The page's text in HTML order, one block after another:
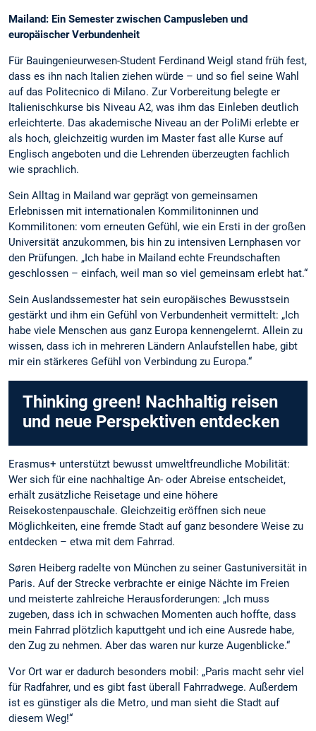
Mailand: Ein Semester zwischen Campusleben und
europäischer Verbundenheit
Für Bauingenieurwesen-Student Ferdinand Weigl stand früh fest,
dass es ihn nach Italien ziehen würde – und so fiel seine Wahl
auf das Politecnico di Milano. Zur Vorbereitung belegte er
Italienischkurse bis Niveau A2, was ihm das Einleben deutlich
erleichterte. Das akademische Niveau an der PoliMi erlebte er
als hoch, gleichzeitig wurden im Master fast alle Kurse auf
Englisch angeboten und die Lehrenden überzeugten fachlich
wie sprachlich.
Sein Alltag in Mailand war geprägt von gemeinsamen
Erlebnissen mit internationalen Kommilitoninnen und
Kommilitonen: vom erneuten Gefühl, wie ein Ersti in der großen
Universität anzukommen, bis hin zu intensiven Lernphasen vor
den Prüfungen. „Ich habe in Mailand echte Freundschaften
geschlossen – einfach, weil man so viel gemeinsam erlebt hat.“
Sein Auslandssemester hat sein europäisches Bewusstsein
gestärkt und ihm ein Gefühl von Verbundenheit vermittelt: „Ich
habe viele Menschen aus ganz Europa kennengelernt. Allein zu
wissen, dass ich in mehreren Ländern Anlaufstellen habe, gibt
mir ein stärkeres Gefühl von Verbindung zu Europa.“
Thinking green! Nachhaltig reisen
und neue Perspektiven entdecken
Erasmus+ unterstützt bewusst umweltfreundliche Mobilität:
Wer sich für eine nachhaltige An- oder Abreise entscheidet,
erhält zusätzliche Reisetage und eine höhere
Reisekostenpauschale. Gleichzeitig eröffnen sich neue
Möglichkeiten, eine fremde Stadt auf ganz besondere Weise zu
entdecken – etwa mit dem Fahrrad.
Søren Heiberg radelte von München zu seiner Gastuniversität in
Paris. Auf der Strecke verbrachte er einige Nächte im Freien
und meisterte zahlreiche Herausforderungen: „Ich muss
zugeben, dass ich in schwachen Momenten auch hoffte, dass
mein Fahrrad plötzlich kaputtgeht und ich eine Ausrede habe,
den Zug zu nehmen. Aber das waren nur kurze Augenblicke.“
Vor Ort war er dadurch besonders mobil: „Paris macht sehr viel
für Radfahrer, und es gibt fast überall Fahrradwege. Außerdem
ist es günstiger als die Metro, und man sieht die Stadt auf
diesem Weg!“